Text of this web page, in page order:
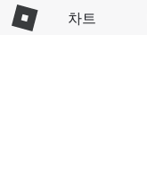
차트